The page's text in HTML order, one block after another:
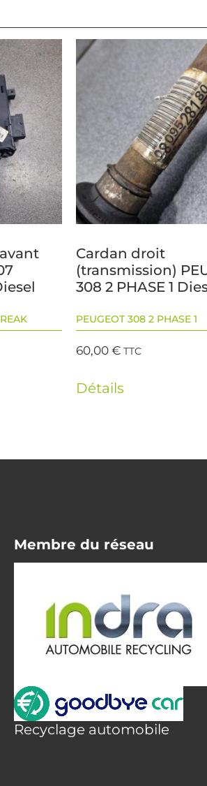
Cardan droit
(transmission)
308 2 PHASE 1
PEUGEOT 308 2 PHASE 1
60,00€ TTC
Détails
Membre du réseau
Recyclage automobile